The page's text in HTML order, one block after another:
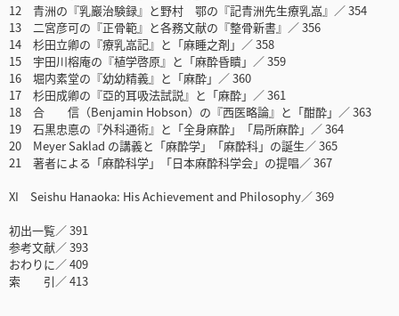
12 青洲の『乳巖治験録』と野村 鄂の『記青洲先生療乳嵓』／ 354
13 二宮彦可の『正骨範』と各務文献の『整骨新書』／ 356
14 杉田立卿の『療乳嵓記』と「麻睡之剤」／ 358
15 宇田川榕庵の『植学啓原』と「麻酔昏瞶」／ 359
16 堀内素堂の『幼幼精義』と「麻酔」／ 360
17 杉田成卿の『亞的耳吸法試説』と「麻酔」／ 361
18 合 信（Benjamin Hobson）の『西医略論』と「酣酔」／ 363
19 石黒忠悳の『外科通術』と「全身麻酔」「局所麻酔」／ 364
20 Meyer Saklad の講義と「麻酔学」「麻酔科」の誕生／ 365
21 著者による「麻酔科学」「日本麻酔科学会」の提唱／ 367
XI Seishu Hanaoka: His Achievement and Philosophy／ 369
初出一覧／ 391
参考文献／ 393
おわりに／ 409
索 引／ 413